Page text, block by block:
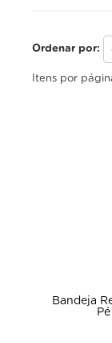
Ordenar por:
Itens por
Bandeja